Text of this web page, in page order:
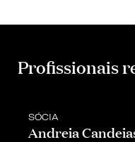
Profissionais
SÓCIA
Andreia